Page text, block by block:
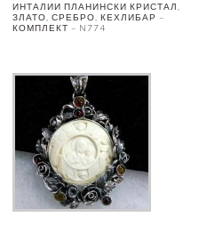
ИНТАЛИИ ПЛАНИНСКИ КРИСТАЛ,
ЗЛАТО, СРЕБРО, КЕХЛИБАР –
КОМПЛЕКТ – N774